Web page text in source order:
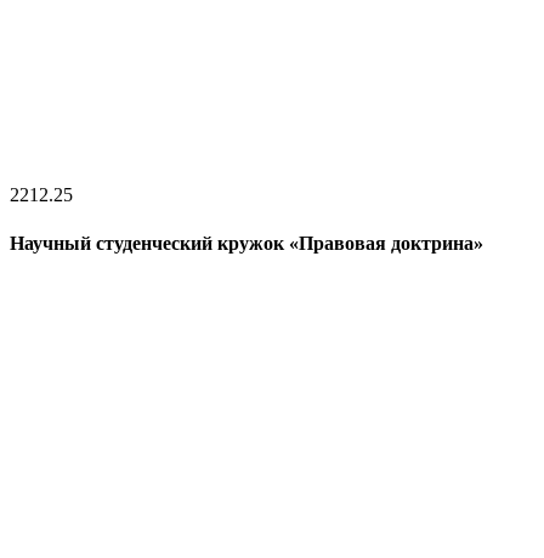
2212.25
Научный студенческий кружок «Правовая доктрина»